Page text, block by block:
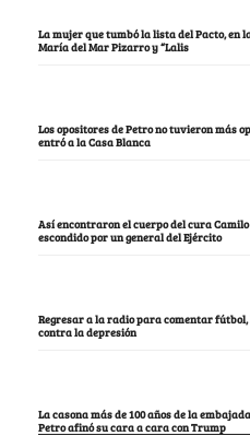
La mujer que tumbó la lista del Pacto, en
María del Mar Pizarro y “Lalis
Los opositores de Petro no tuvieron más
entró a la Casa Blanca
Así encontraron el cuerpo del cura
escondido por un general del Ejército
Regresar a la radio para comentar
contra la depresión
La casona más de 100 años de la
Petro afinó su cara a cara con Trump